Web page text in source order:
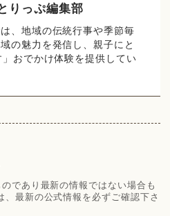
りっぷ編集部
、地域の伝統行事や季節毎
の魅力を発信し、親子にと
おでかけ体験を提供してい
であり最新の情報ではない場合も
最新の公式情報を必ずご確認下さ